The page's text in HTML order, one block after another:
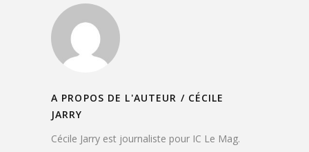
A PROPOS DE L'AUTEUR / CÉCILE
JARRY
Cécile Jarry est journaliste pour IC Le Mag.